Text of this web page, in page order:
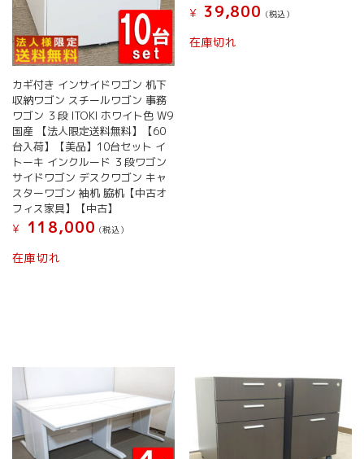
カギ付き インサイドワゴン 机下
収納ワゴン スチールワゴン 事務
ワゴン ３段 ITOKI ホワイト色 W9
国産 【法人限定送料無料】【60
台入荷】【美品】10台セット イ
トーキ インクルード ３段ワゴン
サイドワゴン デスクワゴン キャ
スターワゴン 袖机 脇机【中古オ
フィス家具】【中古】
¥
118,000 (税込）
在庫切れ
¥ 39,800 (税込）
在庫切れ